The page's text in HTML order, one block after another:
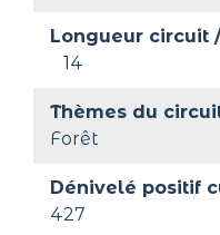
Longueur circuit
14
Thèmes du
Forêt
Dénivelé positif
427